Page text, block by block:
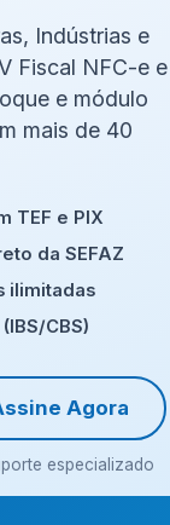
Indústrias e
Fiscal NFC-e e
e módulo
mais de 40
TEF e PIX
da SEFAZ
ilimitadas
CBS)
Agora
especializado